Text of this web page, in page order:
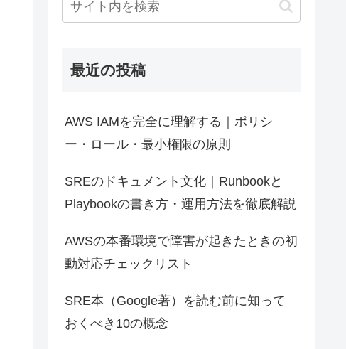
最近の投稿
AWS IAMを完全に理解する｜ポリシ
ー・ロール・最小権限の原則
SREのドキュメント文化｜Runbookと
Playbookの書き方・運用方法を徹底解説
AWSの本番環境で障害が起きたときの初
動対応チェックリスト
SRE本（Google著）を読む前に知って
おくべき10の概念